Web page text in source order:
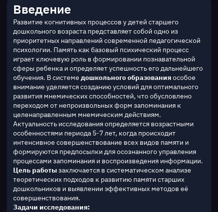
Введение
Развитие когнитивных процессов у детей старшего
дошкольного возраста представляет собой одно из
приоритетных направлений современной педагогической
психологии. Память как базовый психический процесс
играет ключевую роль в формировании познавательной
сферы ребенка и определяет успешность его дальнейшего
обучения. В системе дошкольного образования особое
внимание уделяется созданию условий для оптимального
развития мнемических способностей, что обусловлено
переходом от непроизвольных форм запоминания к
целенаправленным мнемическим действиям.
Актуальность исследования определяется возрастными
особенностями периода 5-7 лет, когда происходит
интенсивное совершенствование всех видов памяти и
формируются предпосылки для осознанного управления
процессами запоминания и воспроизведения информации.
Цель работы заключается в систематическом анализе
теоретических подходов к развитию памяти старших
дошкольников и выявлении эффективных методов её
совершенствования.
Задачи исследования: